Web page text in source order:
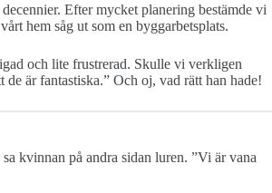
Efter mycket planering bestämde vi
hem såg ut som en byggarbetsplats.
och lite frustrerad. Skulle vi verkligen
är fantastiska.” Och oj, vad rätt han hade!
kvinnan på andra sidan luren. ”Vi är vana